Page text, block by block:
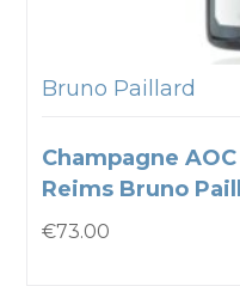
Bruno Paillard
Champagne
Reims Bruno
€73.00